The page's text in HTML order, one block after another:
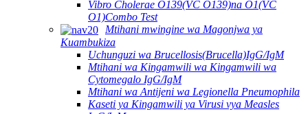
Vibro Cholerae O139(VC O139)na O1(VC
O1)Combo Test
Mtihani mwingine wa Magonjwa ya
Kuambukiza
Uchunguzi wa Brucellosis(Brucella)IgG/IgM
Mtihani wa Kingamwili wa Kingamwili wa
Cytomegalo IgG/IgM
Mtihani wa Antijeni wa Legionella Pneumophila
Kaseti ya Kingamwili ya Virusi vya Measles